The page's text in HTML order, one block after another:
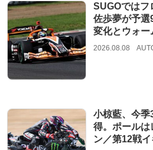
SUGOではフ
佐歩夢が予選
変化とウォー
2026.08.08
小椋藍、今季
得。ポールは
ン／第12戦